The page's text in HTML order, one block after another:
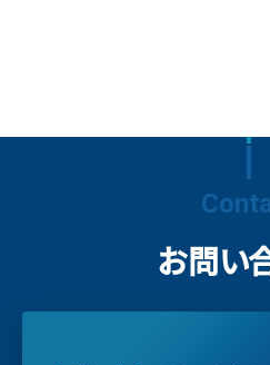
お問い